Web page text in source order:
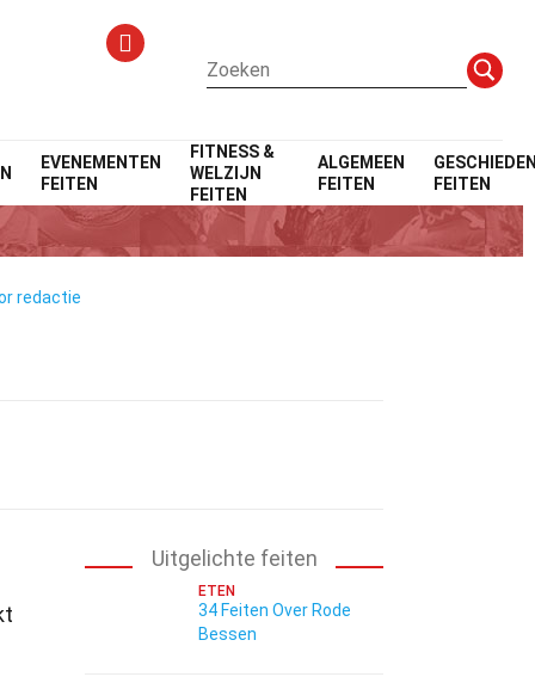
EVENEMENTEN
FEITEN
FITNESS &
WELZIJN
FEITEN
ALGEMEEN
FEITEN
FEITEN
redactie
Uitgelichte feiten
ETEN
34 Feiten Over Rode
Bessen